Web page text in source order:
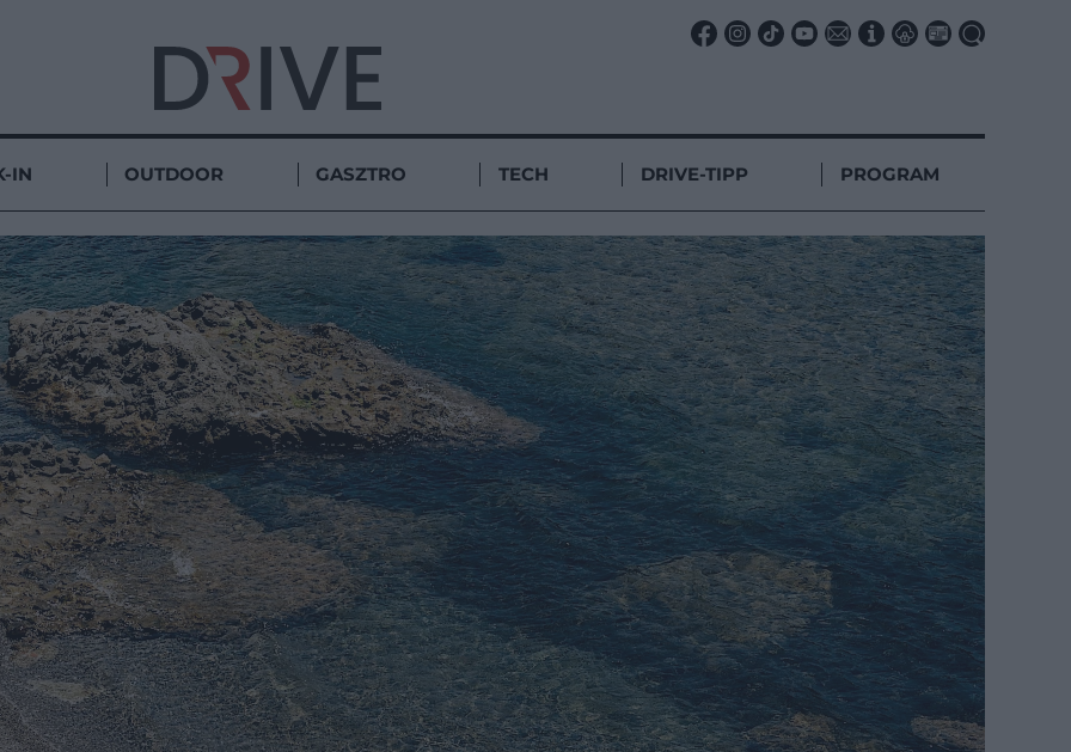
IN OUTDOOR GASZTRO TECH DRIVE-TIPP PROGRAM